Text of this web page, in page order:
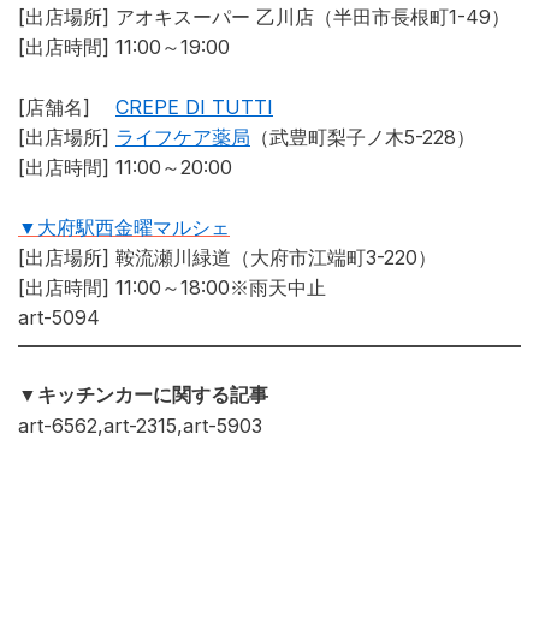
[出店場所] アオキスーパー 乙川店（半田市長根町1-49）
[出店時間] 11:00～19:00
[店舗名] CREPE DI TUTTI
[出店場所] ライフケア薬局 （武豊町梨子ノ木5-228）
[出店時間] 11:00～20:00
▼大府駅西金曜マルシェ
[出店場所] 鞍流瀬川緑道（大府市江端町3-220）
[出店時間] 11:00～18:00※雨天中止
art-5094
▼キッチンカーに関する記事
art-6562,art-2315,art-5903